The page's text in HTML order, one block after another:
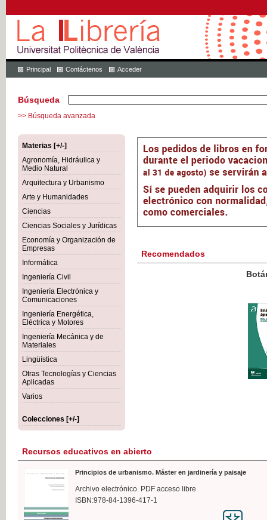
Principal Contáctenos Acceder
Búsqueda
>> Búsqueda avanzada
Materias [+/-]
Agronomía, Hidráulica y
Medio Natural
Arquitectura y Urbanismo
Arte y Humanidades
Ciencias
Ciencias Sociales y Jurídicas
Economía y Organización de
Empresas
Informática
Ingeniería Civil
Ingeniería Electrónica y
Comunicaciones
Ingeniería Energética,
Eléctrica y Motores
Ingeniería Mecánica y de
Materiales
Lingüística
Otras Tecnologías y Ciencias
Aplicadas
Varios
Colecciones [+/-]
Recomendados
IVA
Recursos educativos en abierto
Principios de urbanismo. Máster en jardinería y paisaje
Archivo electrónico. PDF acceso libre
ISBN:978-84-1396-417-1